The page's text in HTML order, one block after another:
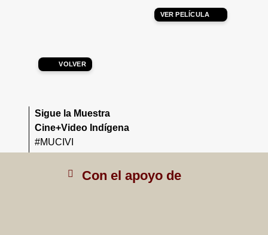
VER PELÍCULA
VOLVER
Sigue la Muestra
Cine+Video Indígena
#MUCIVI
Con el apoyo de